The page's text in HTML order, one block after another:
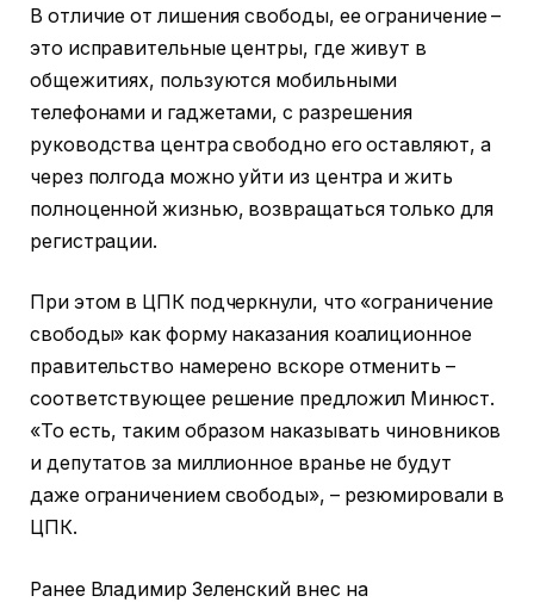
В отличие от лишения свободы, ее ограничение –
это исправительные центры, где живут в
общежитиях, пользуются мобильными
телефонами и гаджетами, с разрешения
руководства центра свободно его оставляют, а
через полгода можно уйти из центра и жить
полноценной жизнью, возвращаться только для
регистрации.
При этом в ЦПК подчеркнули, что «ограничение
свободы» как форму наказания коалиционное
правительство намерено вскоре отменить –
соответствующее решение предложил Минюст.
«То есть, таким образом наказывать чиновников
и депутатов за миллионное вранье не будут
даже ограничением свободы», – резюмировали в
ЦПК.
Ранее Владимир Зеленский внес на